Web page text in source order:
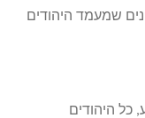
שמעמד היהודים
כל היהודים